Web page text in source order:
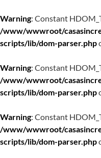
Warning: Constant
/www/wwwroot/
scripts/lib/dom-parser.php
Warning: Constant
/www/wwwroot/
scripts/lib/dom-parser.php
Warning: Constant
/www/wwwroot/
scripts/lib/dom-parser.php